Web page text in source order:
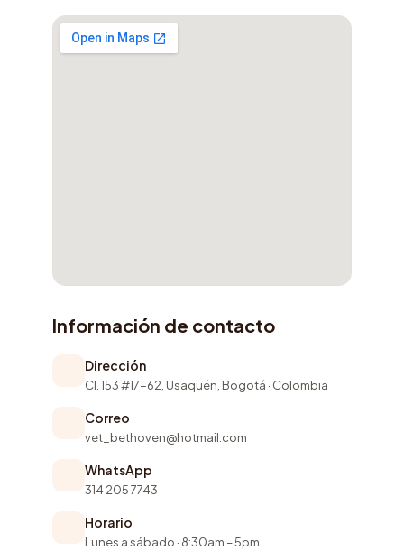
Información de contacto
Dirección
Cl. 153 #17-62, Usaquén, Bogotá · Colombia
Correo
vet_bethoven@hotmail.com
WhatsApp
314 205 7743
Horario
Lunes a sábado · 8:30am – 5pm